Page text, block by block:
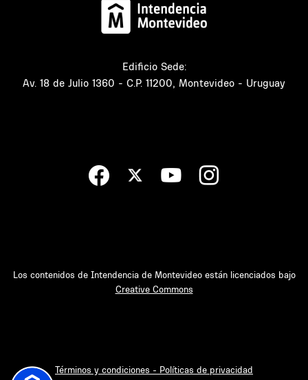
Edificio Sede:
Av. 18 de Julio 1360 - C.P. 11200, Montevideo - Uruguay
Los contenidos de Intendencia de Montevideo están licenciados bajo
Creative Commons
Términos y condiciones - Políticas de privacidad